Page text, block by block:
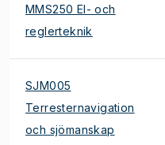
MMS250 El- och
reglerteknik
SJM005
Terresternavigation
och sjömanskap